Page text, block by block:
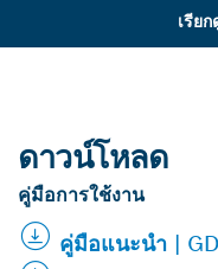
เรีย
ดาวน์โหลด
คู่มือการใช้งาน
คู่มือแนะนำ |